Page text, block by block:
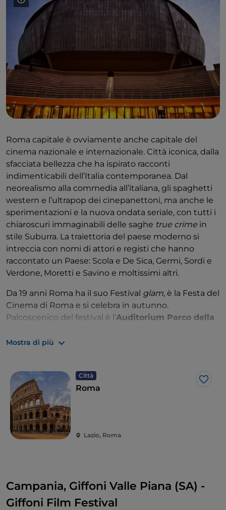
Roma capitale è ovviamente anche capitale del
cinema nazionale e internazionale. Città iconica, dalla
sfacciata bellezza che ha ispirato racconti
indimenticabili dell’Italia contemporanea. Dal
neorealismo alla commedia all’italiana, gli spaghetti
western e l’ultrapop dei cinepanettoni, ma anche le
sperimentazioni e la nuova ondata seriale, con tutti i
chiaroscuri immaginabili delle saghe true crime in
stile Suburra. La traiettoria del paese moderno si
intreccia con nomi di attori e registi che hanno
raccontato un Paese: Scola e De Sica, Germi, Sordi e
Verdone, Moretti e Savino e moltissimi altri.
Da 19 anni Roma ha il suo Festival glam, è la Festa del
Cinema di Roma e si celebra in autunno.
Palcoscenico del festival è l’Auditorium Parco della
manifestazione in cui si alternano proiezioni, incontri,
“chilometro rosso” calcato dalle star e assediato dai
romanissimi paparazzi di felliniana memoria. Oltre
alle pellicole pronte per le platee natalizie di mezzo
mondo, spazio agli incontri e alle retrospettive.
Mostra di più
Città
Like
Roma
Lazio, Roma
Campania, Giffoni Valle Piana (SA) -
Giffoni Film Festival